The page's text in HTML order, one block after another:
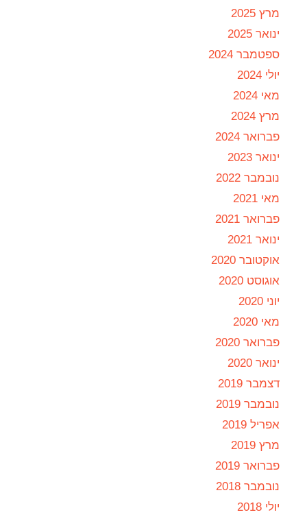
מרץ 2025
ינואר 2025
ספטמבר 2024
יולי 2024
מאי 2024
מרץ 2024
פברואר 2024
ינואר 2023
נובמבר 2022
מאי 2021
פברואר 2021
ינואר 2021
אוקטובר 2020
אוגוסט 2020
יוני 2020
מאי 2020
פברואר 2020
ינואר 2020
דצמבר 2019
נובמבר 2019
אפריל 2019
מרץ 2019
פברואר 2019
נובמבר 2018
יולי 2018